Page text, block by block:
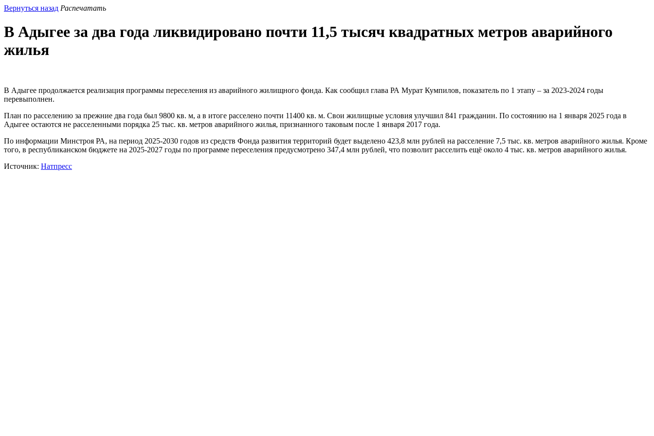
Вернуться назад Распечатать
В Адыгее за два года ликвидировано почти 11,5 тысяч квадратных метров аварийного
жилья
В Адыгее продолжается реализация программы переселения из аварийного жилищного фонда. Как сообщил глава РА Мурат Кумпилов, показатель по 1 этапу – за 2023-2024 годы
перевыполнен.
План по расселению за прежние два года был 9800 кв. м, а в итоге расселено почти 11400 кв. м. Свои жилищные условия улучшил 841 гражданин. По состоянию на 1 января 2025 года в
Адыгее остаются не расселенными порядка 25 тыс. кв. метров аварийного жилья, признанного таковым после 1 января 2017 года.
По информации Минстроя РА, на период 2025-2030 годов из средств Фонда развития территорий будет выделено 423,8 млн рублей на расселение 7,5 тыс. кв. метров аварийного жилья. Кроме
того, в республиканском бюджете на 2025-2027 годы по программе переселения предусмотрено 347,4 млн рублей, что позволит расселить ещё около 4 тыс. кв. метров аварийного жилья.
Источник: Натпресс